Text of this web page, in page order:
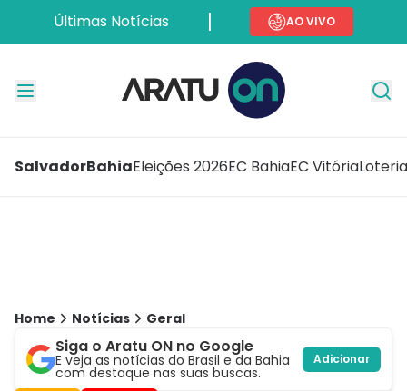
Últimas Notícias AO VIVO
SalvadorBahiaEleições 2026EC BahiaEC Vitória
Home Notícias Geral
Siga o Aratu ON no Google
E veja as notícias do Brasil e da Bahia
com destaque nas suas buscas.
Adicionar